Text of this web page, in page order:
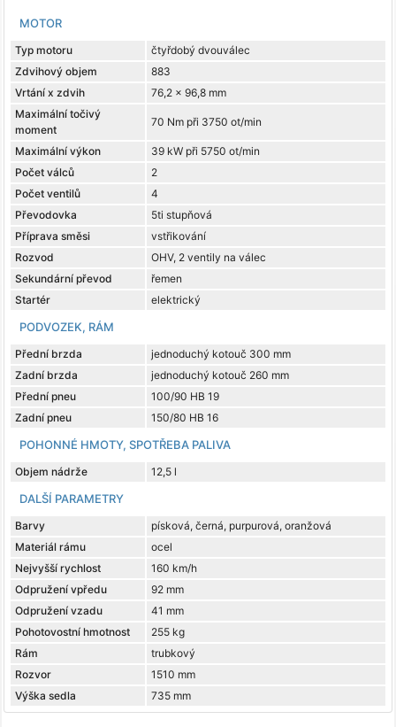
MOTOR
Typ motoru
čtyřdobý dvouválec
Zdvihový objem
883
Vrtání x zdvih
76,2 x 96,8 mm
Maximální točivý
moment
70 Nm při 3750 ot/min
Maximální výkon
39 kW při 5750 ot/min
Počet válců
2
Počet ventilů
4
Převodovka
5ti stupňová
Příprava směsi
vstřikování
Rozvod
OHV, 2 ventily na válec
Sekundární převod
řemen
Startér
elektrický
PODVOZEK, RÁM
Přední brzda
jednoduchý kotouč 300 mm
Zadní brzda
jednoduchý kotouč 260 mm
Přední pneu
100/90 HB 19
Zadní pneu
150/80 HB 16
POHONNÉ HMOTY, SPOTŘEBA PALIVA
Objem nádrže 12,5 l
DALŠÍ PARAMETRY
Barvy
písková, černá, purpurová, oranžová
Materiál rámu
ocel
Nejvyšší rychlost
160 km/h
Odpružení vpředu
92 mm
Odpružení vzadu
41 mm
Pohotovostní hmotnost
255 kg
Rám
trubkový
Rozvor
1510 mm
Výška sedla
735 mm